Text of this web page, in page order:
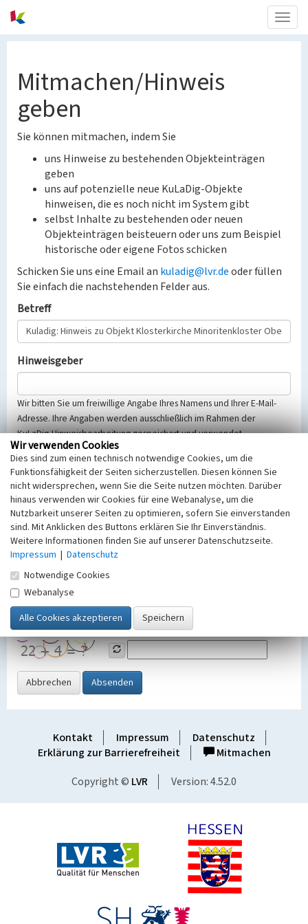
Mitmachen/Hinweis
geben
Sie können mitmachen, indem Sie
uns Hinweise zu bestehenden Objekteinträgen
geben
uns auf potenzielle neue KuLaDig-Objekte
hinweisen, die es noch nicht im System gibt
selbst Inhalte zu bestehenden oder neuen
Objekteinträgen beisteuern oder uns zum Beispiel
historische oder eigene Fotos schicken
Schicken Sie uns eine Email an kuladig@lvr.deoder füllen
Sie einfach die nachstehenden Felder aus.
Betreff
Hinweisgeber
Wir bitten Sie um freiwillige Angabe Ihres Namens und Ihrer E-Mail-
Adresse. Ihre Angaben werden ausschließlich im Rahmen der
KuLaDig-Hinweisbearbeitung gespeichert und verwendet.
Selbstverständlich werden diese entsprechend der Vorschriften des
Telemediengesetzes, des Datenschutzgesetzes NRW und der seit
dem 25.05.2018 gültigen Europäischen Datenschutzgrundverordnung
(EU-DSGVO) vertraulich behandelt, beachten Sie bitte unsere
Hinweise zumDatenschutz
Nachricht
SicherheitsabfrageTragen Sie unten das Rechenergebnis aus der
Grafik ein
Abbrechen Absenden
Kontakt Impressum
Datenschutz
Erklärung zur Barrierefreiheit
Mitmachen
Copyright © LVR Version: 4.52.0
Wir verwenden Cookies
Dies sind zum einen technisch notwendige Cookies, um die
Funktionsfähigkeit der Seiten sicherzustellen. Diesen können Sie
nicht widersprechen, wenn Sie die Seite nutzen möchten. Darüber
hinaus verwenden wir Cookies für eine Webanalyse, um die
Nutzbarkeit unserer Seiten zu optimieren, sofern Sie einverstanden
sind. Mit Anklicken des Buttons erklären Sie Ihr Einverständnis.
Weitere Informationen finden Sie auf unserer Datenschutzseite.
Impressum | Datenschutz
Notwendige Cookies
Webanalyse